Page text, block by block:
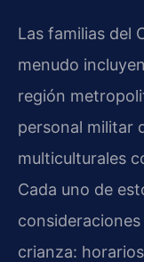
Las familias del
menudo
región
personal militar
multiculturales
Cada uno de
crianza: